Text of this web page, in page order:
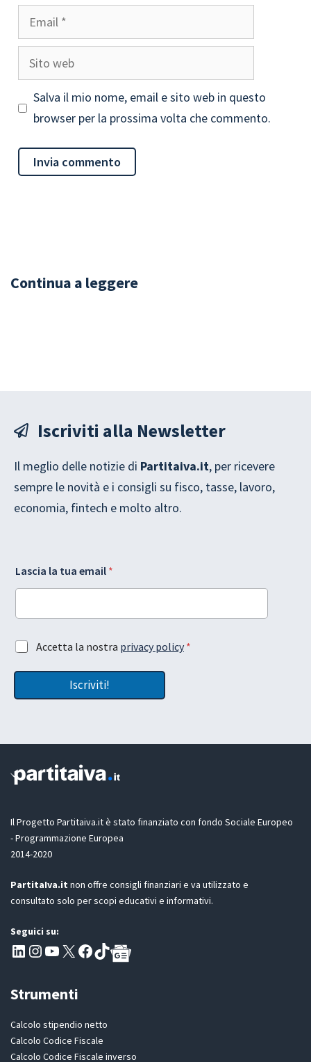
Email
Sito
web
Salva il mio nome, email e sito web in questo
browser per la prossima volta che commento.
Continua a leggere
Iscriviti alla Newsletter
Il meglio delle notizie di Partitaiva.it, per ricevere
sempre le novità e i consigli su fisco, tasse, lavoro,
economia, fintech e molto altro.
m
a
l
u
a
e
m
i
*
e
Lascia la tua email *
A
c
t
n
D
R
*
Accetta la nostra privacy policy *
Iscriviti!
Il Progetto Partitaiva.it è stato finanziato con fondo Sociale Europeo
- Programmazione Europea
2014-2020
PartitaIva.it non offre consigli finanziari e va utilizzato e
consultato solo per scopi educativi e informativi.
Seguici su:
Pagina LinkedIn PartitaIva
Instagram
Canale YouTube Evoluzione - Partitaiva.it
X Segui PartitaIva su Facebook
TikTok
Strumenti
Calcolo stipendio netto
Calcolo Codice Fiscale
Calcolo Codice Fiscale inverso